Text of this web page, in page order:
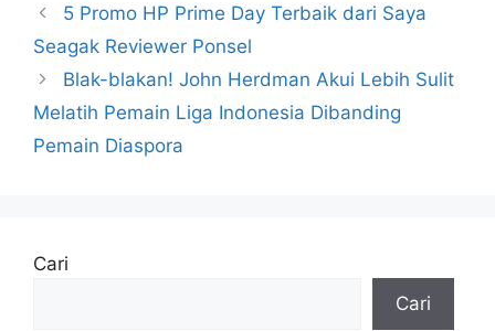
5 Promo HP Prime Day Terbaik dari Saya
Seagak Reviewer Ponsel
Blak-blakan! John Herdman Akui Lebih Sulit
Melatih Pemain Liga Indonesia Dibanding
Pemain Diaspora
Cari
Cari